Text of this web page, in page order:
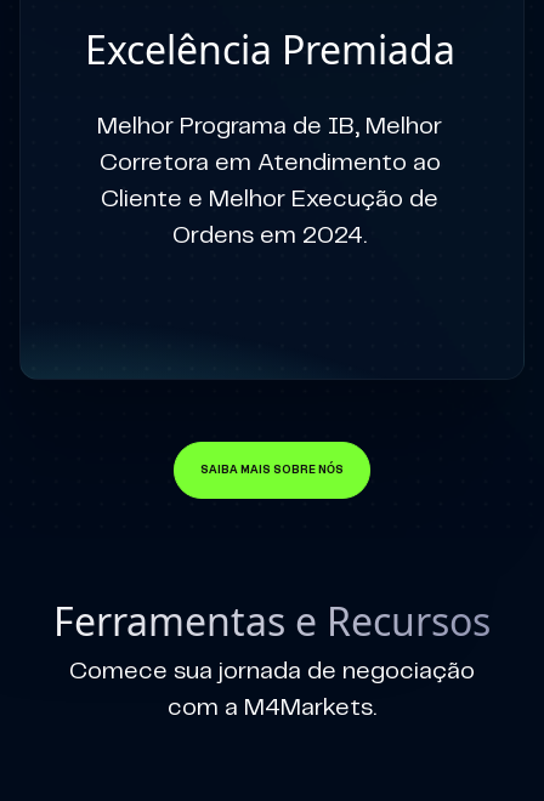
Excelência Premiada
Melhor Programa de IB, Melhor
Corretora em Atendimento ao
Cliente e Melhor Execução de
Ordens em 2024.
SAIBA MAIS SOBRE NÓS
Ferramentas e Recursos
Comece sua jornada de negociação
com a M4Markets.